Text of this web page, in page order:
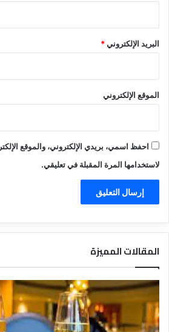
البريد الإلكتروني*
الموقع الإلكتروني
احفظ اسمي، بريدي الإلكتروني، والموقع
لاستخدامها المرة المقبلة في تعليقي.
المقالات المميزة
ت
ر
ي